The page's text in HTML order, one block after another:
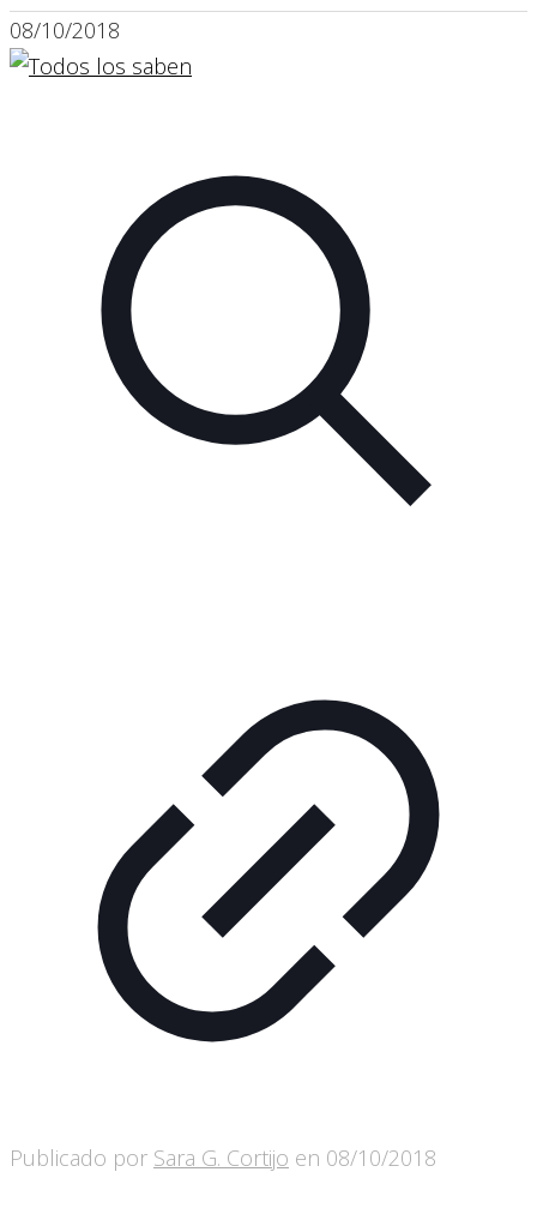
08/10/2018
Publicado por Sara G. Cortijo en 08/10/2018